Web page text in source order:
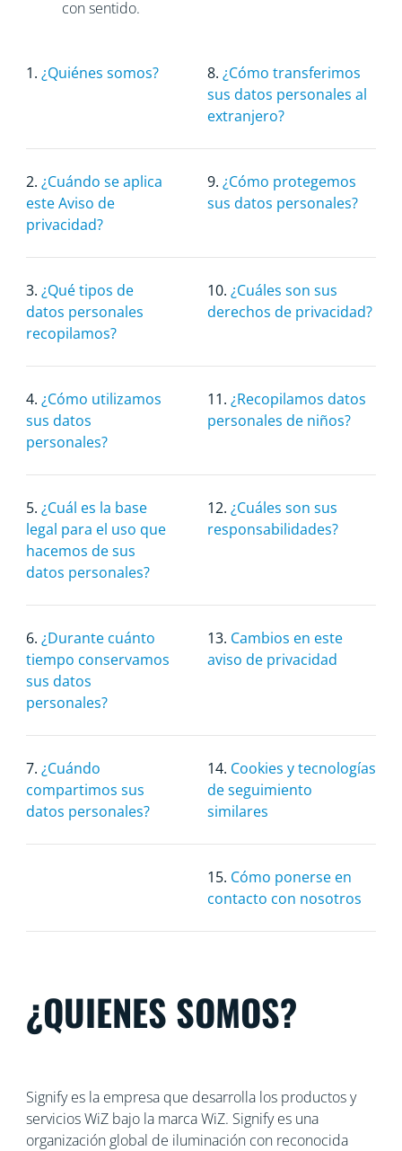
con sentido.
1. ¿Quiénes somos? 8. ¿Cómo transferimos
sus datos personales al
extranjero?
2. ¿Cuándo se aplica
este Aviso de
privacidad?
9. ¿Cómo protegemos
sus datos personales?
3. ¿Qué tipos de
datos personales
recopilamos?
10. ¿Cuáles son sus
derechos de privacidad?
4. ¿Cómo utilizamos
sus datos
personales?
11. ¿Recopilamos datos
personales de niños?
5. ¿Cuál es la base
legal para el uso que
hacemos de sus
datos personales?
12. ¿Cuáles son sus
responsabilidades?
6. ¿Durante cuánto
tiempo conservamos
sus datos
personales?
13. Cambios en este
aviso de privacidad
7. ¿Cuándo
compartimos sus
datos personales?
14. Cookies y tecnologías
de seguimiento
similares
15. Cómo ponerse en
contacto con nosotros
¿QUIENES SOMOS?
Signify es la empresa que desarrolla los productos y
servicios WiZ bajo la marca WiZ. Signify es una
organización global de iluminación con reconocida